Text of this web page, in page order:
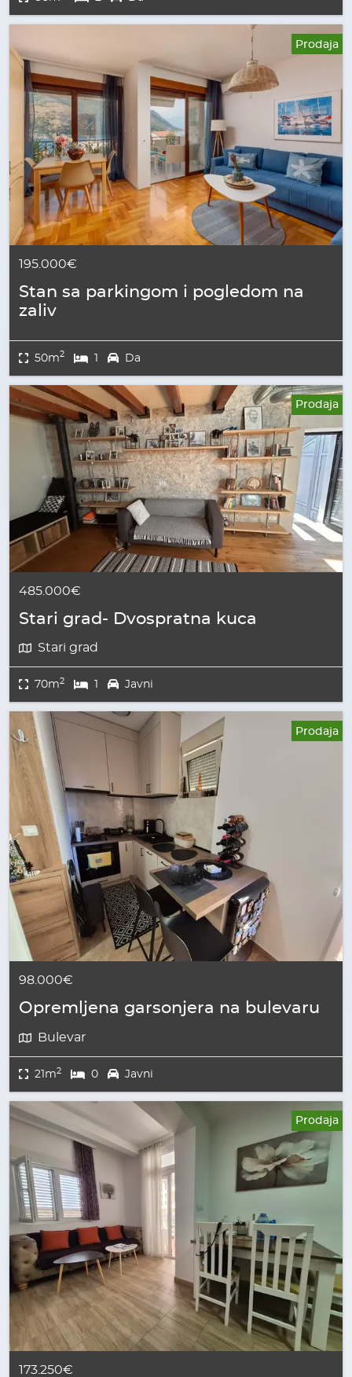
Prodaja
195.000€
Stan sa parkingom i pogledom na
zaliv
50m2 1 Da
Prodaja
485.000€
Stari grad- Dvospratna kuca
Stari grad
70m2 1 Javni
Prodaja
98.000€
Opremljena garsonjera na bulevaru
Bulevar
21m2 0 Javni
Prodaja
173.250€